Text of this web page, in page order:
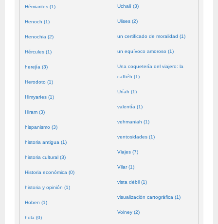
Hémiarites (1)
Henoch (1)
Henochia (2)
Hércules (1)
herejía (3)
Herodoto (1)
Himyaríes (1)
Hiram (3)
hispanismo (3)
historia antigua (1)
historia cultural (3)
Historia económica (0)
historia y opinión (1)
Hoben (1)
hola (0)
Uchalí (3)
Ulises (2)
un certificado de moralidad (1)
un equívoco amoroso (1)
Una coquetería del viajero: la
caffiéh (1)
Uríah (1)
valentía (1)
vehmaniah (1)
ventosidades (1)
Viajes (7)
Vilar (1)
vista débil (1)
visualización cartográfica (1)
Volney (2)